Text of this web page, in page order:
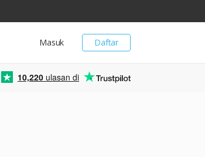
Daftar
Masuk
10,220 ulasan di